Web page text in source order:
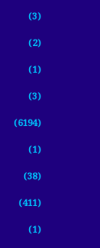
(3)
(2)
(1)
(3)
(6194)
(1)
(38)
(411)
(1)